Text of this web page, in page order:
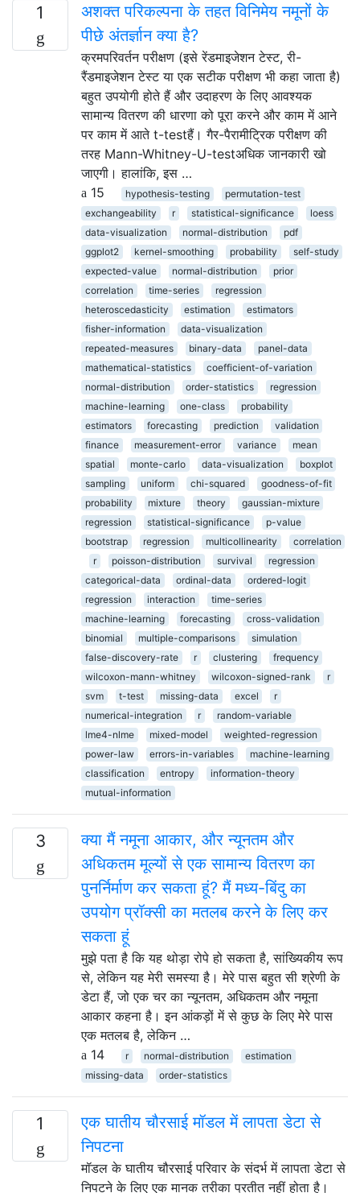
1
अशक्त परिकल्पना के तहत विनिमेय नमूनों के
पीछे अंतर्ज्ञान क्या है?
क्रमपरिवर्तन परीक्षण (इसे रेंडमाइजेशन टेस्ट, री-
रैंडमाइजेशन टेस्ट या एक सटीक परीक्षण भी कहा जाता है)
बहुत उपयोगी होते हैं और उदाहरण के लिए आवश्यक
सामान्य वितरण की धारणा को पूरा करने और काम में आने
पर काम में आते t-testहैं। गैर-पैरामीट्रिक परीक्षण की
तरह Mann-Whitney-U-testअधिक जानकारी खो
जाएगी। हालांकि, इस …
15
hypothesis-testing
permutation-test
exchangeability
r statistical-significance
loess
data-visualization
normal-distribution
pdf
ggplot2
kernel-smoothing probability
self-study
expected-value
normal-distribution
prior
correlation
time-series
regression
heteroscedasticity
estimation
estimators
fisher-information
data-visualization
repeated-measures
binary-data
panel-data
mathematical-statistics
coefficient-of-variation
normal-distribution
order-statistics
regression
machine-learning
one-class
probability
estimators
forecasting prediction
validation
finance
measurement-error variance
mean
spatial
monte-carlo data-visualization
boxplot
sampling
uniform chi-squared
goodness-of-fit
probability
mixture theory
gaussian-mixture
regression
statistical-significance
p-value
bootstrap
regression multicollinearity
correlation
r
poisson-distribution survival
regression
categorical-data
ordinal-data
ordered-logit
regression
interaction
time-series
machine-learning
forecasting
cross-validation
binomial
multiple-comparisons
simulation
false-discovery-rate
r clustering
frequency
wilcoxon-mann-whitney
wilcoxon-signed-rank
r
svm
t-test missing-data excel
r
numerical-integration
r
random-variable
lme4-nlme
mixed-model
weighted-regression
power-law
errors-in-variables
machine-learning
classification
entropy
information-theory
mutual-information
3
क्या मैं नमूना आकार, और न्यूनतम और
अधिकतम मूल्यों से एक सामान्य वितरण का
पुनर्निर्माण कर सकता हूं? मैं मध्य-बिंदु का
उपयोग प्रॉक्सी का मतलब करने के लिए कर
सकता हूं
मुझे पता है कि यह थोड़ा रोपे हो सकता है, सांख्यिकीय रूप
से, लेकिन यह मेरी समस्या है। मेरे पास बहुत सी श्रेणी के
डेटा हैं, जो एक चर का न्यूनतम, अधिकतम और नमूना
आकार कहना है। इन आंकड़ों में से कुछ के लिए मेरे पास
एक मतलब है, लेकिन …
14
r normal-distribution
estimation
missing-data
order-statistics
1
एक घातीय चौरसाई मॉडल में लापता डेटा से
निपटना
मॉडल के घातीय चौरसाई परिवार के संदर्भ में लापता डेटा से
निपटने के लिए एक मानक तरीका प्रतीत नहीं होता है।